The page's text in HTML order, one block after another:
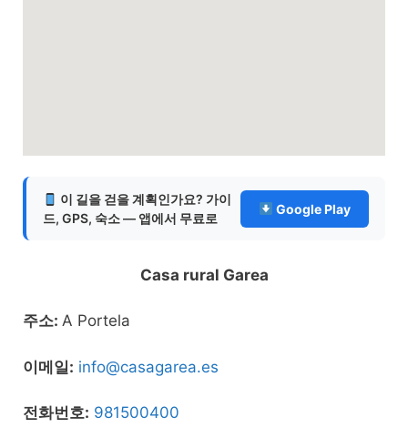
이 길을 걷을 계획인가요? 가이
드, GPS, 숙소 — 앱에서 무료로
Google Play
Casa rural Garea
주소: A Portela
이메일: info@casagarea.es
전화번호: 981500400